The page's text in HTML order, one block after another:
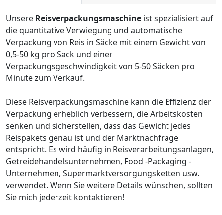
Unsere Reisverpackungsmaschine ist spezialisiert auf
die quantitative Verwiegung und automatische
Verpackung von Reis in Säcke mit einem Gewicht von
0,5-50 kg pro Sack und einer
Verpackungsgeschwindigkeit von 5-50 Säcken pro
Minute zum Verkauf.
Diese Reisverpackungsmaschine kann die Effizienz der
Verpackung erheblich verbessern, die Arbeitskosten
senken und sicherstellen, dass das Gewicht jedes
Reispakets genau ist und der Marktnachfrage
entspricht. Es wird häufig in Reisverarbeitungsanlagen,
Getreidehandelsunternehmen, Food -Packaging -
Unternehmen, Supermarktversorgungsketten usw.
verwendet. Wenn Sie weitere Details wünschen, sollten
Sie mich jederzeit kontaktieren!